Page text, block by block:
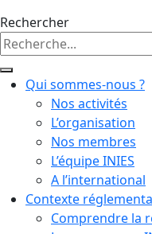
Rechercher
Qui sommes-nous ?
Nos activités
L’organisation
Nos membres
L’équipe INIES
A l’international
Contexte
Comprendre la